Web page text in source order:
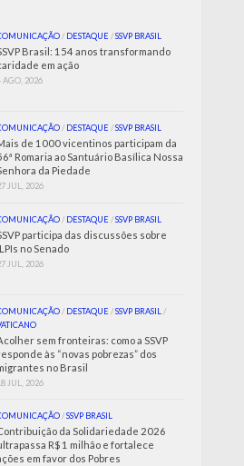
/ DESTAQUE /SSVP BRASIL
Brasil: 154 anos transformando
em ação
AGO, 2026
/ DESTAQUE /SSVP BRASIL
de 1000 vicentinos participam da
Romaria ao Santuário Basílica Nossa
da Piedade
JUL, 2026
/ DESTAQUE /SSVP BRASIL
participa das discussões sobre
no Senado
JUL, 2026
/ DESTAQUE /SSVP BRASIL/
sem fronteiras: como a SSVP
às “novas pobrezas” dos
no Brasil
JUL, 2026
/SSVP BRASIL
da Solidariedade 2026
R$ 1 milhão e fortalece
em favor dos Pobres